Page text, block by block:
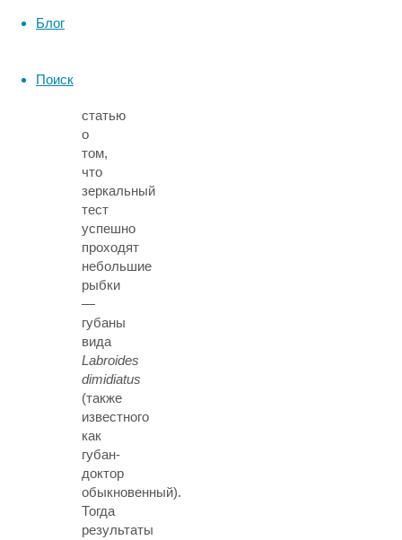
Блог
Поиск
статью
о
том,
что
зеркальный
тест
успешно
проходят
небольшие
рыбки
—
губаны
вида
Labroides
dimidiatus
(также
известного
как
губан-
доктор
обыкновенный).
Тогда
результаты